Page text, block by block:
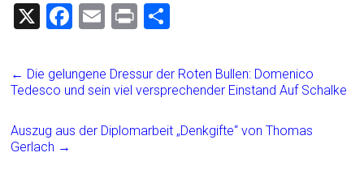
X
F
ce
b
o
E
ai
l
Pr
t
e
n
← Die gelungene Dressur der Roten Bullen: Domenico
Tedesco und sein viel versprechender Einstand Auf Schalke
Auszug aus der Diplomarbeit „Denkgifte“ von Thomas
Gerlach →